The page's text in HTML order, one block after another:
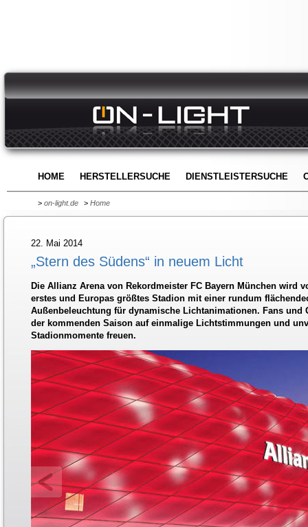
HOME HERSTELLERSUCHE DIENSTLEISTERSUCHE
> on-light.de > Home
22. Mai 2014
„Stern des Südens“ in neuem Licht
Die Allianz Arena von Rekordmeister FC Bayern München wird
erstes und Europas größtes Stadion mit einer rundum
Außenbeleuchtung für dynamische Lichtanimationen. Fans und
der kommenden Saison auf einmalige Lichtstimmungen und
Stadionmomente freuen.